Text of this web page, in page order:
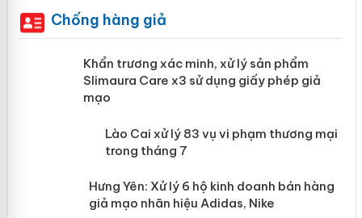
Chống hàng giả
Khẩn trương xác minh, xử lý sản phẩm
Slimaura Care x3 sử dụng giấy phép giả
mạo
Lào Cai xử lý 83 vụ vi phạm thương
mại trong tháng 7